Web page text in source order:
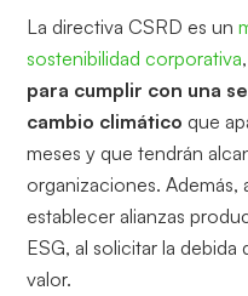
La directiva CSRD es un
sostenibilidad corporativa,
para cumplir con una
cambio climáticoque
meses y que tendrán
organizaciones. Además,
establecer alianzas
ESG, al solicitar la
valor.